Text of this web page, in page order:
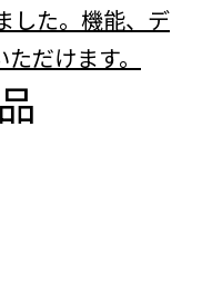
した。機能、デ
だけます。